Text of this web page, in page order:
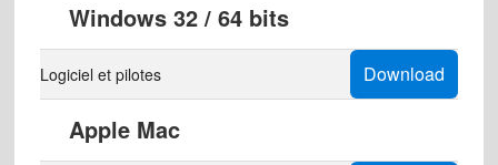
Windows 32 / 64 bits
Logiciel et pilotes Download
Apple Mac